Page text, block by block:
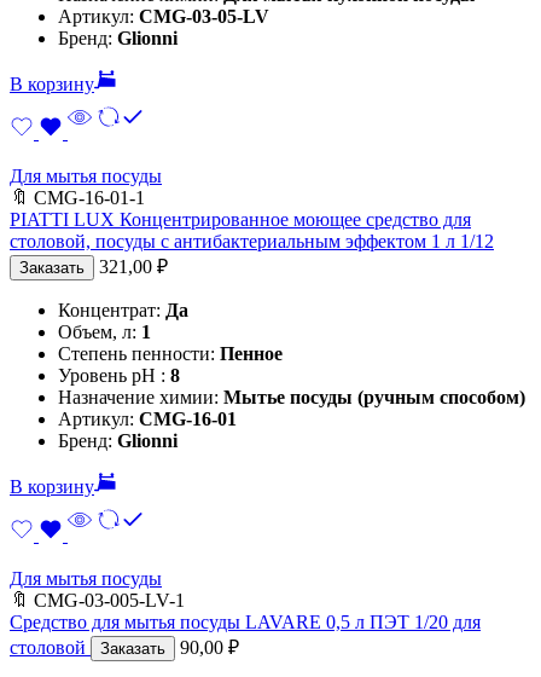
Артикул: CMG-03-05-LV
Бренд: Glionni
В корзину
Для мытья посуды
🔖 CMG-16-01-1
PIATTI LUX Концентрированное моющее средство для
столовой, посуды с антибактериальным эффектом 1 л 1/12
Заказать 321,00 ₽
Концентрат: Да
Объем, л: 1
Степень пенности: Пенное
Уровень pH : 8
Назначение химии: Мытье посуды (ручным способом)
Артикул: CMG-16-01
Бренд: Glionni
В корзину
Для мытья посуды
🔖 CMG-03-005-LV-1
Средство для мытья посуды LAVARE 0,5 л ПЭТ 1/20 для
столовой
Заказать 90,00 ₽